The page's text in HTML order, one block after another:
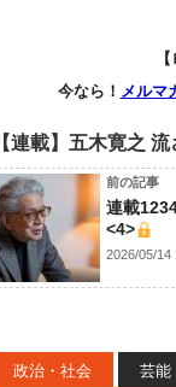
今なら！ メルマ
【連載】五木寛之
前の記事
連載
<4>
2026/05/14
政治・社会 芸能